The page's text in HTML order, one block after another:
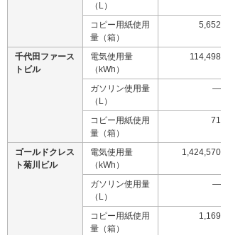
（L）
コピー用紙使用
量（箱）
5,652
千代田ファース
トビル
電気使用量
（kWh）
114,498
ガソリン使用量
（L）
―
コピー用紙使用
量（箱）
71
ゴールドクレス
ト菊川ビル
電気使用量
（kWh）
1,424,570
ガソリン使用量
（L）
―
コピー用紙使用
量（箱）
1,169